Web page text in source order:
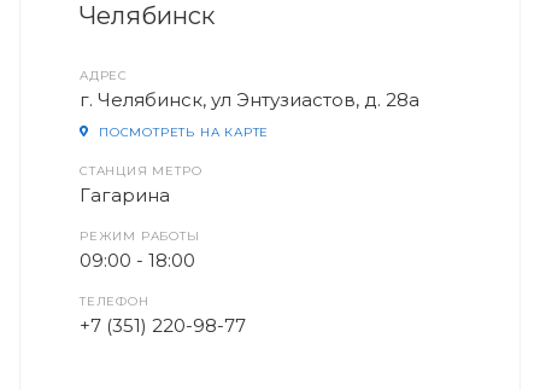
Челябинск
АДРЕС
г. Челябинск, ул Энтузиастов, д. 28а
ПОСМОТРЕТЬ НА КАРТЕ
СТАНЦИЯ МЕТРО
Гагарина
РЕЖИМ РАБОТЫ
09:00 - 18:00
ТЕЛЕФОН
+7 (351) 220-98-77